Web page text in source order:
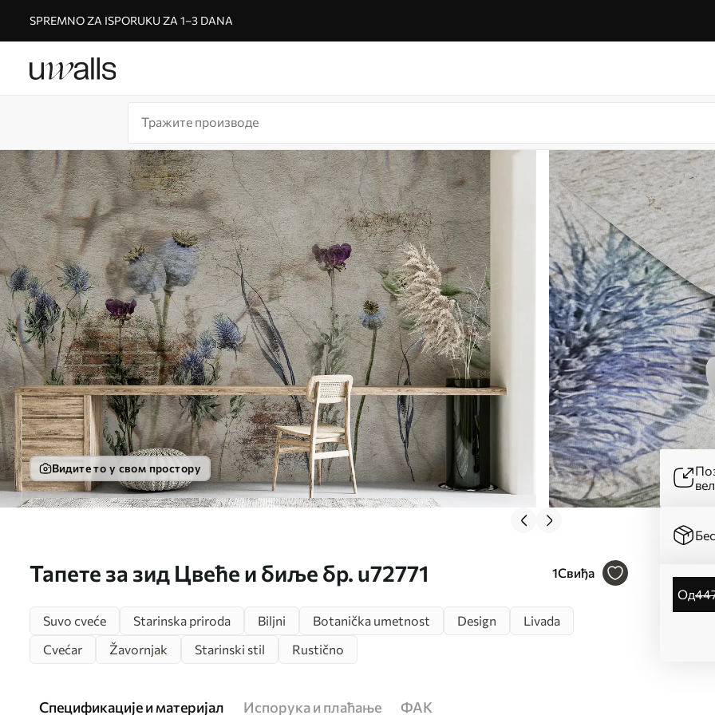
SPREMNO ZA ISPORUKU ZA 1–3 DANA
Видите то у свом простору
Тапете за зид Цвеће и биље бр. u72771 1Свиђа
од
Suvo cveće
Starinska priroda Biljni Botanička umetnost Design
Livada
Cvećar
Žavornjak Starinski stil Rustično
Спецификације и материјал Испорука и плаћање ФАК